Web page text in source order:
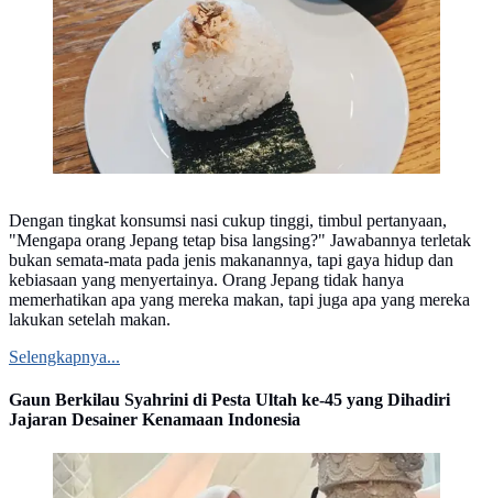
Dengan tingkat konsumsi nasi cukup tinggi, timbul pertanyaan,
"Mengapa orang Jepang tetap bisa langsing?" Jawabannya terletak
bukan semata-mata pada jenis makanannya, tapi gaya hidup dan
kebiasaan yang menyertainya. Orang Jepang tidak hanya
memerhatikan apa yang mereka makan, tapi juga apa yang mereka
lakukan setelah makan.
Selengkapnya...
Gaun Berkilau Syahrini di Pesta Ultah ke-45 yang Dihadiri
Jajaran Desainer Kenamaan Indonesia